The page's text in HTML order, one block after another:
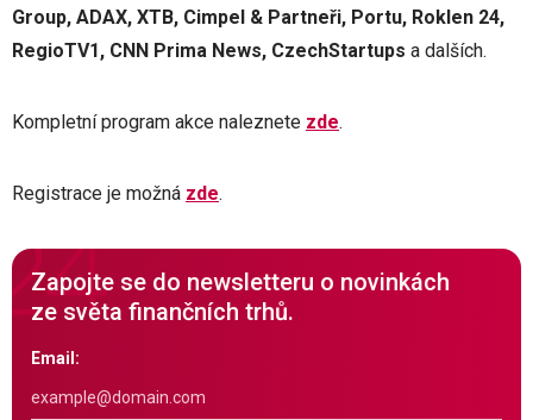
Group, ADAX, XTB, Cimpel & Partneři, Portu, Roklen 24,
RegioTV1, CNN Prima News, CzechStartups a dalších.
Kompletní program akce naleznete zde.
Registrace je možná zde.
Zapojte se do newsletteru o novinkách
ze světa finančních trhů.
Email: